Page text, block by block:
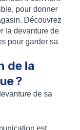
pour donner
Découvrez
la devanture de
pour garder sa
de la
?
de sa
est